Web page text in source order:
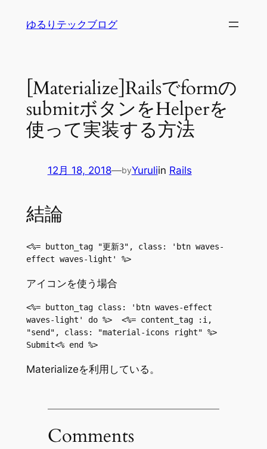
ゆるりテックブログ
[Materialize]Railsでformの
submitボタンをHelperを
使って実装する方法
12月 18, 2018—byYuruliin Rails
結論
<%= button_tag "更新3", class: 'btn waves-
effect waves-light' %>
アイコンを使う場合
<%= button_tag class: 'btn waves-effect
waves-light' do %>  <%= content_tag :i,
"send", class: "material-icons right" %>
Submit<% end %>
Materializeを利用している。
Comments